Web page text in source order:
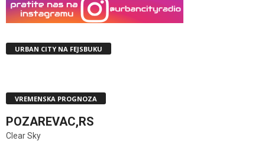
URBAN CITY NA FEJSBUKU
VREMENSKA PROGNOZA
POZAREVAC,RS
Clear Sky